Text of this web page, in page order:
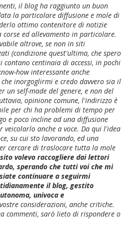
il blog ha raggiunto un buon
la particolare diffusione e mole di
ottimo contenitore di notizie
ed allevamento in particolare.
altrove, se non in siti
(condizione quest'ultima, che spero
contano centinaia di accessi, in pochi
how interessante anche
inorgoglirmi e credo davvero sia il
un self-made del genere, e non del
opinione comune, l'indirizzo è
per chi ha problemi di tempo per
e poco incline ad una diffusione
anche a voce. Da qui l'idea
su cui sto lavorando, ed una
cercare di traslocare tutta la mole
volevo raccogliere dai lettori
sperando che tutti voi che mi
continuare a seguirmi
il blog, gestito
univoca e
considerazioni, anche critiche.
commenti, sarò lieto di rispondere o